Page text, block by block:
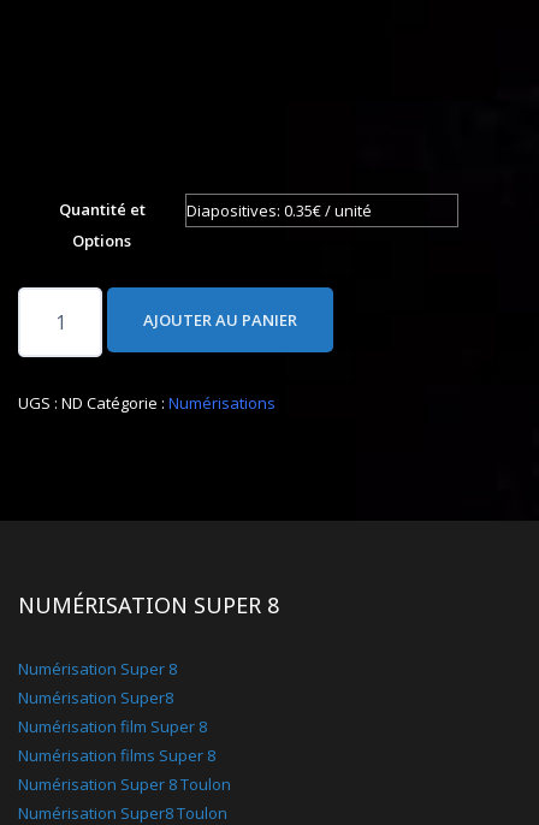
Quantité et
Options
Numérisation
diapositives
AJOUTER AU PANIER
UGS : ND Catégorie : Numérisations
NUMÉRISATION SUPER 8
Numérisation Super 8
Numérisation Super8
Numérisation film Super 8
Numérisation films Super 8
Numérisation Super 8 Toulon
Numérisation Super8 Toulon